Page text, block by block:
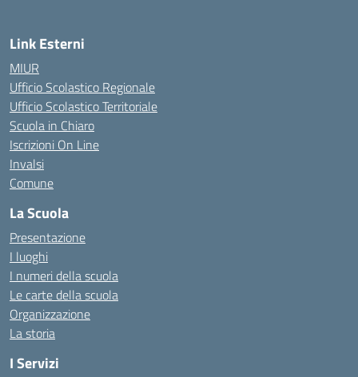
Link Esterni
MIUR
Ufficio Scolastico Regionale
Ufficio Scolastico Territoriale
Scuola in Chiaro
Iscrizioni On Line
Invalsi
Comune
La Scuola
Presentazione
I luoghi
I numeri della scuola
Le carte della scuola
Organizzazione
La storia
I Servizi